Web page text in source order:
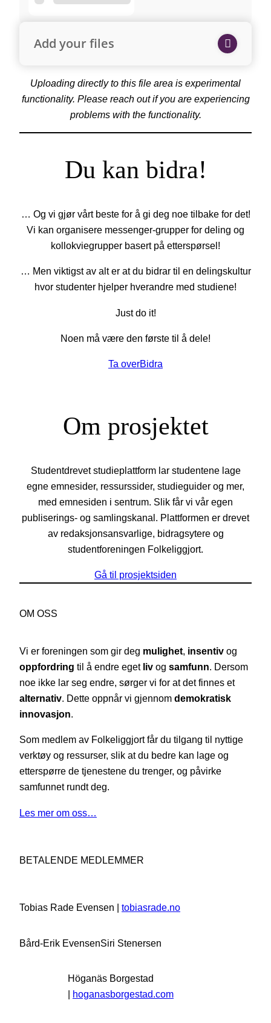
Add your files
Uploading directly to this file area is experimental
functionality. Please reach out if you are experiencing
problems with the functionality.
Du kan bidra!
… Og vi gjør vårt beste for å gi deg noe tilbake for det!
Vi kan organisere messenger-grupper for deling og
kollokviegrupper basert på etterspørsel!
… Men viktigst av alt er at du bidrar til en delingskultur
hvor studenter hjelper hverandre med studiene!
Just do it!
Noen må være den første til å dele!
Ta overBidra
Om prosjektet
Studentdrevet studieplattform lar studentene lage
egne emnesider, ressurssider, studieguider og mer,
med emnesiden i sentrum. Slik får vi vår egen
publiserings- og samlingskanal. Plattformen er drevet
av redaksjonsansvarlige, bidragsytere og
studentforeningen Folkeliggjort.
Gå til prosjektsiden
OM OSS
Vi er foreningen som gir deg mulighet, insentiv og
oppfordring til å endre eget liv og samfunn. Dersom
noe ikke lar seg endre, sørger vi for at det finnes et
alternativ. Dette oppnår vi gjennom demokratisk
innovasjon.
Som medlem av Folkeliggjort får du tilgang til nyttige
verktøy og ressurser, slik at du bedre kan lage og
etterspørre de tjenestene du trenger, og påvirke
samfunnet rundt deg.
Les mer om oss…
BETALENDE MEDLEMMER
Tobias Rade Evensen | tobiasrade.no
Bård-Erik EvensenSiri Stenersen
Höganäs Borgestad
| hoganasborgestad.com